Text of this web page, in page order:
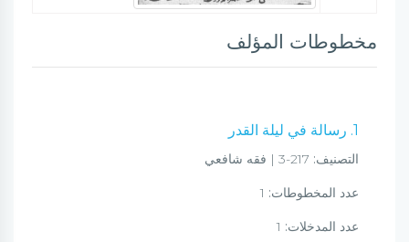
مخطوطات المؤلف
1. رسالة في ليلة القدر
التصنيف:
عدد المخطوطات:
عدد المدخلات: